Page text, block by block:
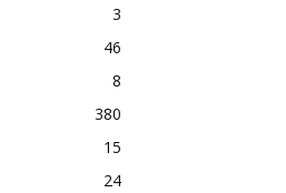
3
46
8
380
15
24